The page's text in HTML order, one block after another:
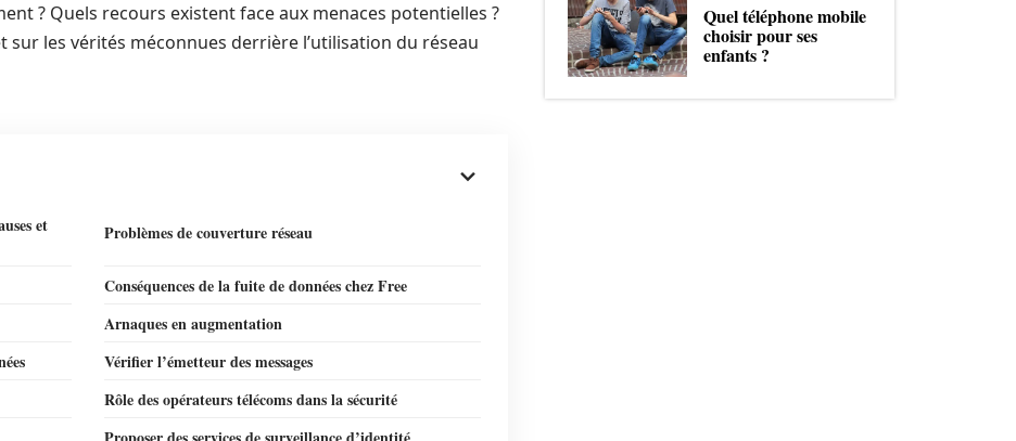
? Quels recours existent face aux menaces potentielles ?
sur les vérités méconnues derrière l’utilisation du réseau
et
Problèmes de couverture réseau
Conséquences de la fuite de données chez Free
Arnaques en augmentation
Vérifier l’émetteur des messages
Rôle des opérateurs télécoms dans la sécurité
Quel téléphone mobile
choisir pour ses
enfants ?